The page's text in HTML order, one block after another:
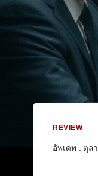
REVIEW
อัพเดท : ตุล